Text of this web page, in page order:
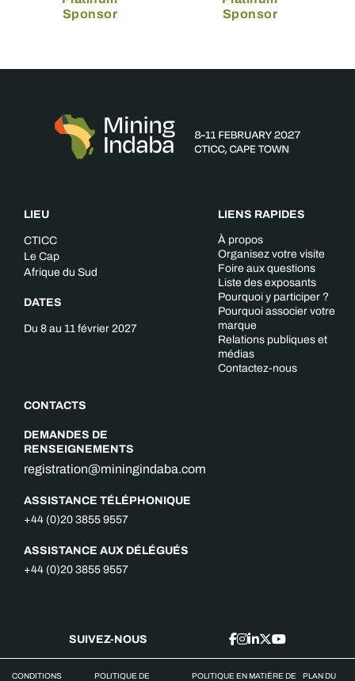
Sponsor Sponsor
LIEU
CTICC
Le Cap
Afrique du Sud
DATES
Du 8 au 11 février 2027
CONTACTS
DEMANDES DE
RENSEIGNEMENTS
registration@miningindaba.com
ASSISTANCE TÉLÉPHONIQUE
+44 (0)20 3855 9557
ASSISTANCE AUX DÉLÉGUÉS
+44 (0)20 3855 9557
LIENS RAPIDES
À propos
Organisez votre visite
Foire aux questions
Liste des exposants
Pourquoi y participer ?
Pourquoi associer votre
marque
Relations publiques et
médias
Contactez-nous
SUIVEZ-NOUS
CONDITIONS
POLITIQUE DE
POLITIQUE EN MATIÈRE DE PLAN DU